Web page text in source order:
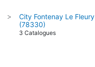
>
City Fontenay Le Fleury
(78330)
3 Catalogues